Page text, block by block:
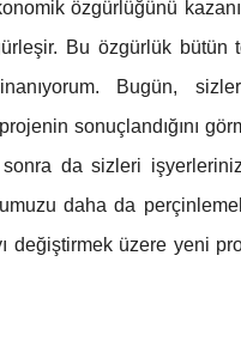
özgürlüğünü
Bu özgürlük bütün
Bugün,
sonuçlandığını
da sizleri
daha da
değiştirmek üzere yeni